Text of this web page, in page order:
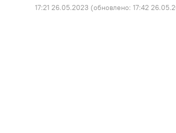
17:21 26.05.2023 (обновлено: 17:42